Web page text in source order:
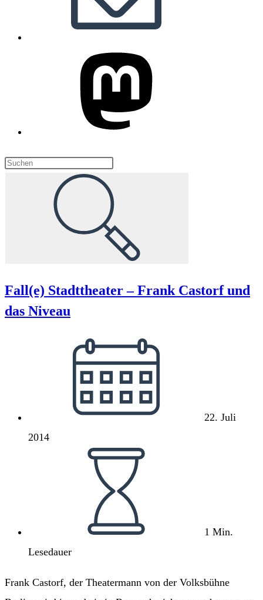
Diese
durchsuchen
Fall(e) Stadttheater – Frank Castorf und
das Niveau
veröffentlicht:
22. Juli
2014
1 Min.
Lesedauer
Frank Castorf, der Theatermann von der Volksbühne